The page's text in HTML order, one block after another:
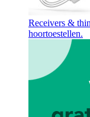
Receivers &
hoortoestellen.